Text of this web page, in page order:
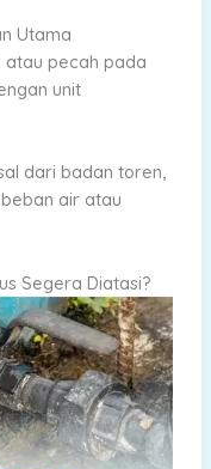
Utama
pecah pada
unit
dari badan toren,
air atau
Segera Diatasi?